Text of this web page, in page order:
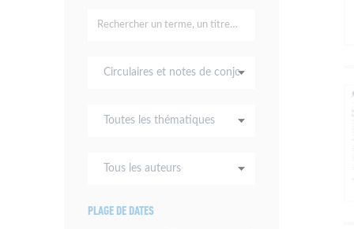
Rechercher
Tous
Toutes
Tous
PLAGE DE DATES